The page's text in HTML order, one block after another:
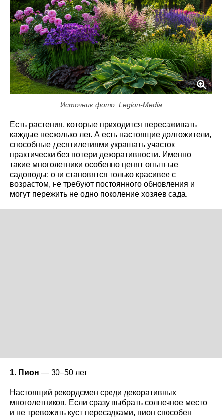
Источник фото: Legion-Media
Есть растения, которые приходится пересаживать
каждые несколько лет. А есть настоящие долгожители,
способные десятилетиями украшать участок
практически без потери декоративности. Именно
такие многолетники особенно ценят опытные
садоводы: они становятся только красивее с
возрастом, не требуют постоянного обновления и
могут пережить не одно поколение хозяев сада.
1. Пион — 30–50 лет
Настоящий рекордсмен среди декоративных
многолетников. Если сразу выбрать солнечное место
и не тревожить куст пересадками, пион способен